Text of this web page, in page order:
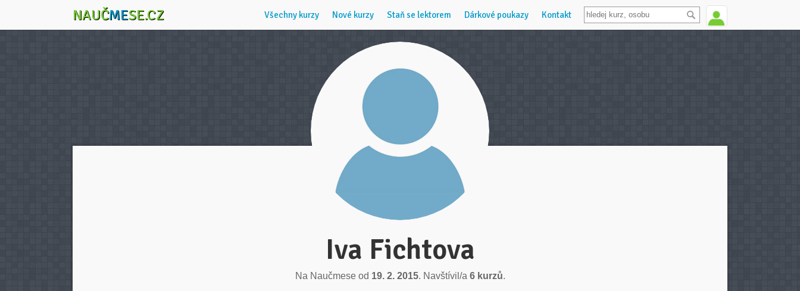
NAUČMESE.CZ Všechny kurzy Nové kurzy Staň se lektorem Dárkové poukazy Kontakt
Iva Fichtova
Na Naučmese od 19. 2. 2015. Navštívil/a 6 kurzů.